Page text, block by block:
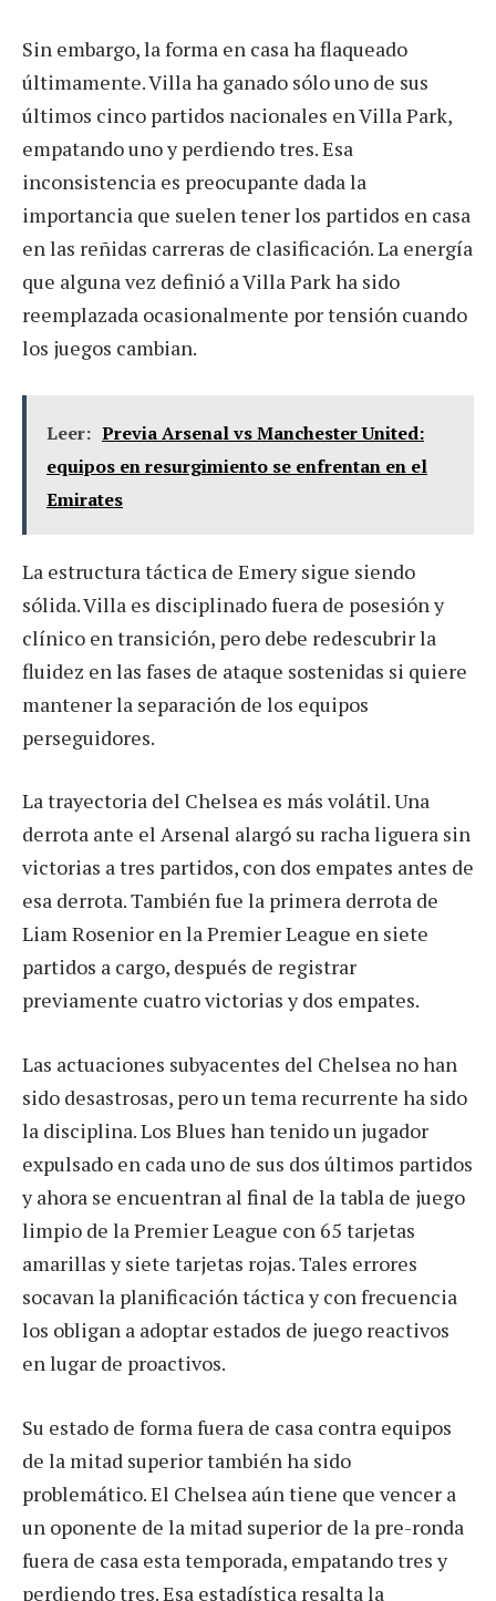
Sin embargo, la forma en casa ha flaqueado
últimamente. Villa ha ganado sólo uno de sus
últimos cinco partidos nacionales en Villa Park,
empatando uno y perdiendo tres. Esa
inconsistencia es preocupante dada la
importancia que suelen tener los partidos en casa
en las reñidas carreras de clasificación. La energía
que alguna vez definió a Villa Park ha sido
reemplazada ocasionalmente por tensión cuando
los juegos cambian.
Leer: Previa Arsenal vs Manchester United:
equipos en resurgimiento se enfrentan en el
Emirates
La estructura táctica de Emery sigue siendo
sólida. Villa es disciplinado fuera de posesión y
clínico en transición, pero debe redescubrir la
fluidez en las fases de ataque sostenidas si quiere
mantener la separación de los equipos
perseguidores.
La trayectoria del Chelsea es más volátil. Una
derrota ante el Arsenal alargó su racha liguera sin
victorias a tres partidos, con dos empates antes de
esa derrota. También fue la primera derrota de
Liam Rosenior en la Premier League en siete
partidos a cargo, después de registrar
previamente cuatro victorias y dos empates.
Las actuaciones subyacentes del Chelsea no han
sido desastrosas, pero un tema recurrente ha sido
la disciplina. Los Blues han tenido un jugador
expulsado en cada uno de sus dos últimos partidos
y ahora se encuentran al final de la tabla de juego
limpio de la Premier League con 65 tarjetas
amarillas y siete tarjetas rojas. Tales errores
socavan la planificación táctica y con frecuencia
los obligan a adoptar estados de juego reactivos
en lugar de proactivos.
Su estado de forma fuera de casa contra equipos
de la mitad superior también ha sido
problemático. El Chelsea aún tiene que vencer a
un oponente de la mitad superior de la pre-ronda
fuera de casa esta temporada, empatando tres y
perdiendo tres. Esa estadística resalta la